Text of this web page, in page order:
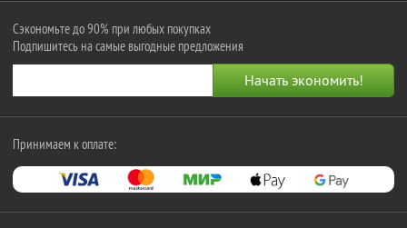
Сэкономьте до 90% при любых покупках
Подпишитесь на самые выгодные предложения
Принимаем к оплате: